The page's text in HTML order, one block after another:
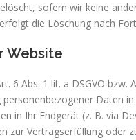
sofern wir keine
die Löschung nach
Website
Abs. 1 lit. a DSGVO bzw.
in Ihr Endgerät (z. B. via
zur Vertragserfüllung